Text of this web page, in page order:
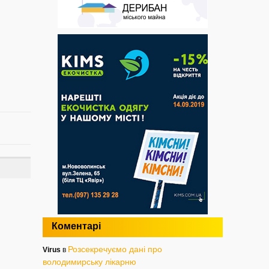
Коментарі
Virus в Розсекречуємо дані про
володимирську лікарню